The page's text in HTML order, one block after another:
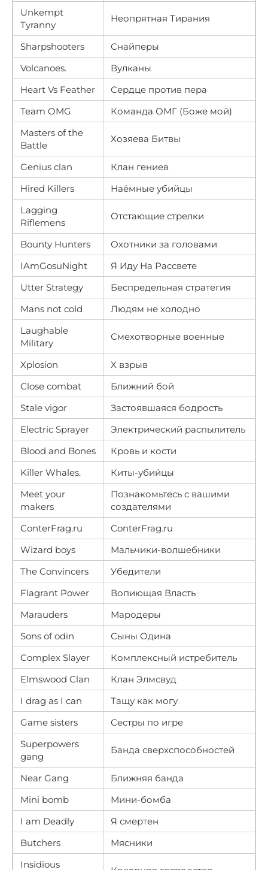
Unkempt
Tyranny
Неопрятная Тирания
Sharpshooters
Снайперы
Volcanoes.
Вулканы
Heart Vs Feather
Сердце против пера
Team OMG
Команда ОМГ (Боже мой)
Masters of the
Battle
Хозяева Битвы
Genius clan
Клан гениев
Hired Killers
Наёмные убийцы
Lagging
Riflemens
Отстающие стрелки
Bounty Hunters
Охотники за головами
IAmGosuNight
Я Иду На Рассвете
Utter Strategy
Беспредельная стратегия
Mans not cold
Людям не холодно
Laughable
Military
Смехотворные военные
Xplosion
X взрыв
Close combat
Ближний бой
Stale vigor
Застоявшаяся бодрость
Electric Sprayer
Электрический распылитель
Blood and Bones
Кровь и кости
Killer Whales.
Киты-убийцы
Meet your
makers
Познакомьтесь с вашими
создателями
ConterFrag.ru
ConterFrag.ru
Wizard boys
Мальчики-волшебники
The Convincers
Убедители
Flagrant Power
Вопиющая Власть
Marauders
Мародеры
Sons of odin
Сыны Одина
Complex Slayer
Комплексный истребитель
Elmswood Clan
Клан Элмсвуд
I drag as I can
Тащу как могу
Game sisters
Сестры по игре
Superpowers
gang
Банда сверхспособностей
Near Gang
Ближняя банда
Mini bomb
Мини-бомба
I am Deadly
Я смертен
Butchers
Мясники
Insidious